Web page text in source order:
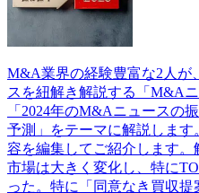
M&A業界の経験豊富な2人が
スを紐解き解説する「M&A
「2024年のM&Aニュースの
予測」をテーマに解説しま
容を編集してご紹介します
市場は大きく変化し、特に
った。特に「同意なき買収